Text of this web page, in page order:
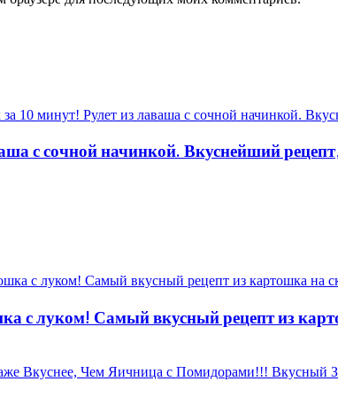
с сочной начинкой. Вкуснейший
с луком! Самый вкусный рецепт из